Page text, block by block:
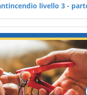
livello 3 -